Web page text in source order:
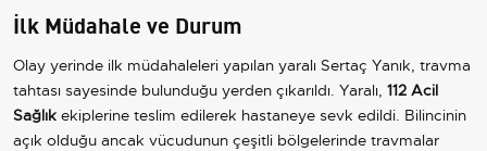
İlk Müdahale ve Durum
Olay yerinde ilk müdahaleleri yapılan yaralı Sertaç Yanık, travma
tahtası sayesinde bulunduğu yerden çıkarıldı. Yaralı, 112 Acil
Sağlık ekiplerine teslim edilerek hastaneye sevk edildi. Bilincinin
açık olduğu ancak vücudunun çeşitli bölgelerinde travmalar